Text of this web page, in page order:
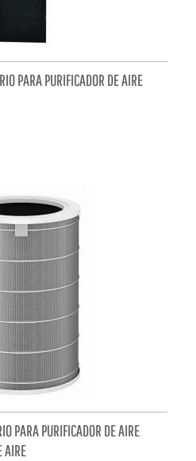
PARA PURIFICADOR DE AIRE
PARA PURIFICADOR DE AIRE
AIRE